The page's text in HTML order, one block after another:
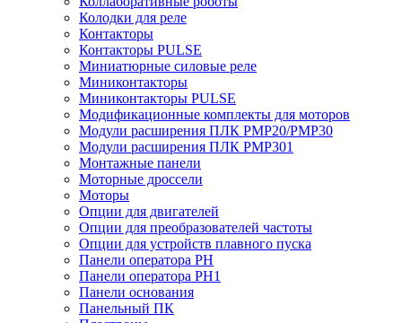
Колодки для реле
Контакторы
Контакторы PULSE
Миниатюрные силовые реле
Миниконтакторы
Миниконтакторы PULSE
Модификационные комплекты для моторов
Модули расширения ПЛК PMP20/PMP30
Модули расширения ПЛК PMP301
Монтажные панели
Моторные дроссели
Моторы
Опции для двигателей
Опции для преобразователей частоты
Опции для устройств плавного пуска
Панели оператора PH
Панели оператора PH1
Панели основания
Панельный ПК